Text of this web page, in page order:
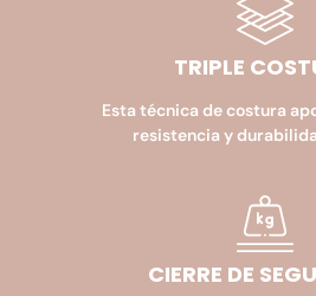
TRIPLE
Esta técnica de costura
resistencia y
CIERRE DE